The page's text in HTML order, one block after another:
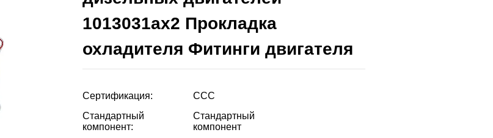
1013031ax2 Прокладка
охладителя Фитинги двигателя